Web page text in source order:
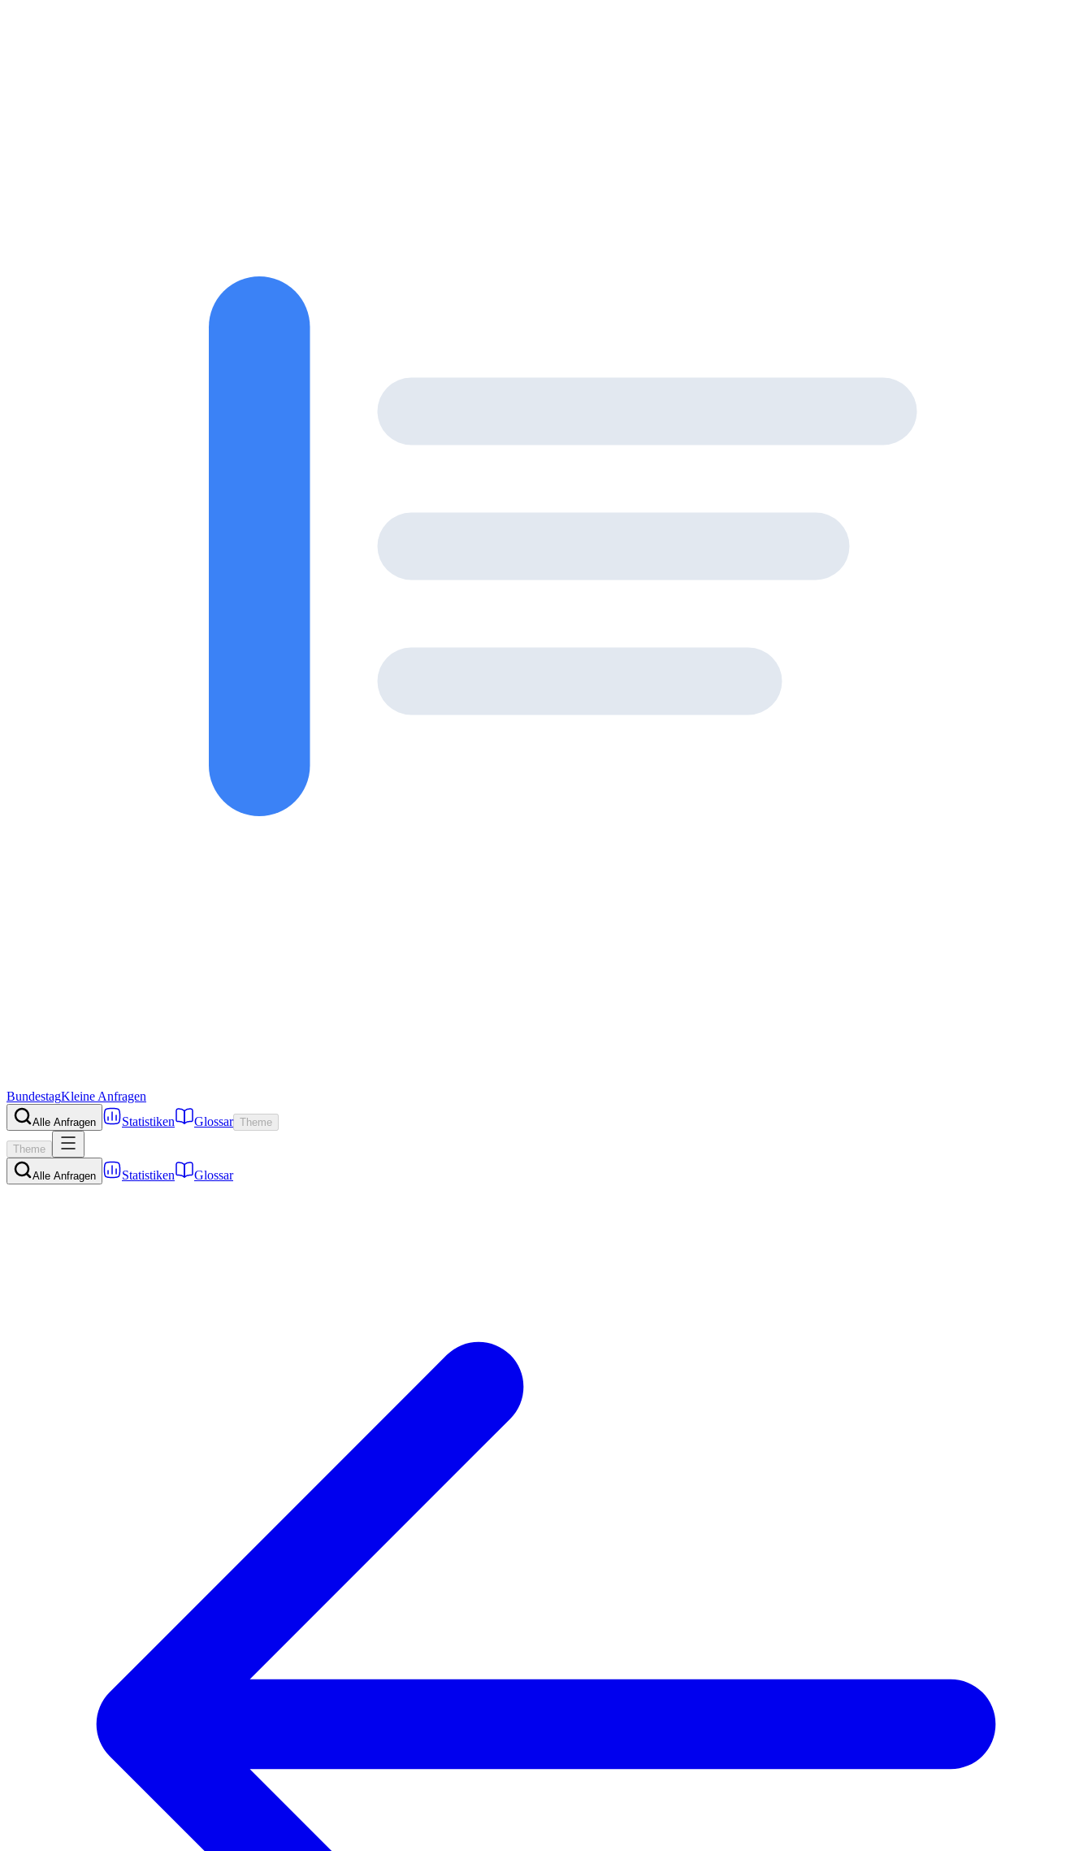
BundestagKleine Anfragen
Alle Anfragen Statistiken Glossar Theme
Theme
Alle Anfragen Statistiken Glossar